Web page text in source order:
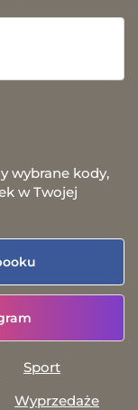
wybrane kody,
w Twojej
Sport
Wyprzedaże